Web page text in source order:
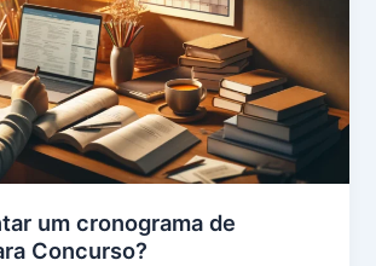
um cronograma de
Concurso?